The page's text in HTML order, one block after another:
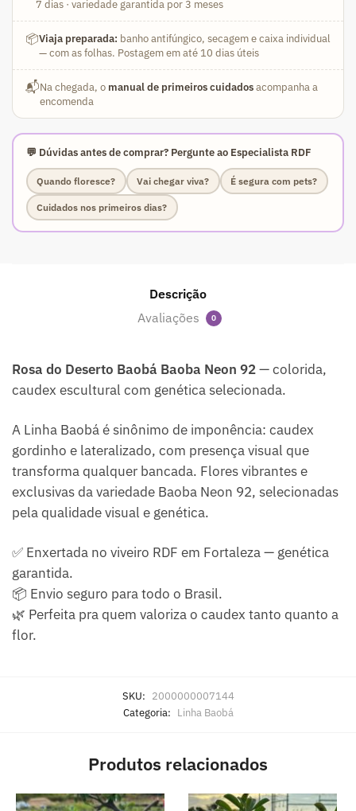
7 dias · variedade garantida por 3 meses
📦Viaja preparada: banho antifúngico, secagem e caixa individual
— com as folhas. Postagem em até 10 dias úteis
📬Na chegada, o manual de primeiros cuidadosacompanha a
encomenda
💬 Dúvidas antes de comprar? Pergunte ao Especialista RDF
Quando floresce? Vai chegar viva? É segura com pets?
Cuidados nos primeiros dias?
Descrição
Avaliações
0
Rosa do Deserto Baobá Baoba Neon 92— colorida,
caudex escultural com genética selecionada.
A Linha Baobá é sinônimo de imponência: caudex
gordinho e lateralizado, com presença visual que
transforma qualquer bancada. Flores vibrantes e
exclusivas da variedade Baoba Neon 92, selecionadas
pela qualidade visual e genética.
✅ Enxertada no viveiro RDF em Fortaleza — genética
garantida.
📦 Envio seguro para todo o Brasil.
🌿 Perfeita pra quem valoriza o caudex tanto quanto a
flor.
SKU: 2000000007144
Categoria: Linha Baobá
Produtos relacionados